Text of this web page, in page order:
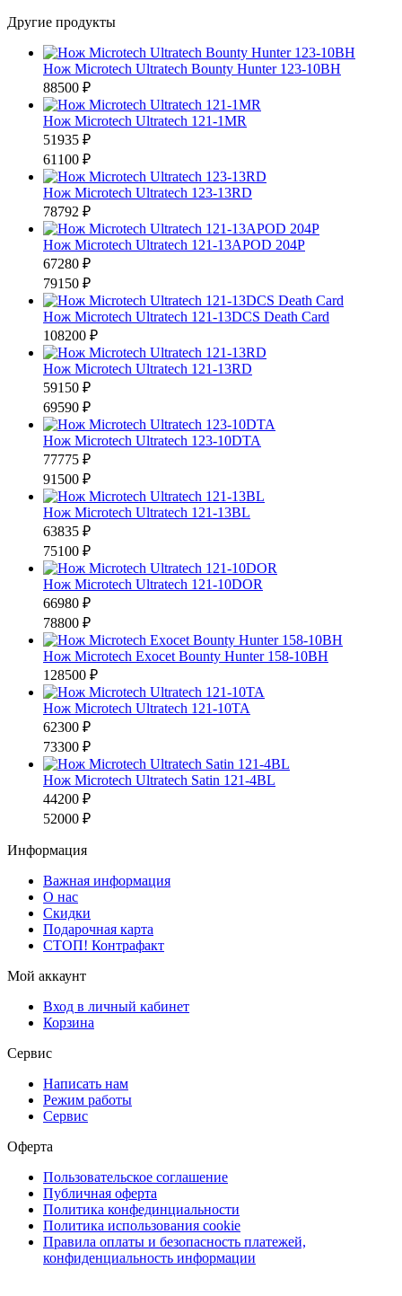
Другие продукты
Нож Microtech Ultratech Bounty Hunter 123-10BH
88500 ₽
Нож Microtech Ultratech 121-1MR
51935 ₽
61100 ₽
Нож Microtech Ultratech 123-13RD
78792 ₽
Нож Microtech Ultratech 121-13APOD 204P
67280 ₽
79150 ₽
Нож Microtech Ultratech 121-13DCS Death Card
108200 ₽
Нож Microtech Ultratech 121-13RD
59150 ₽
69590 ₽
Нож Microtech Ultratech 123-10DTA
77775 ₽
91500 ₽
Нож Microtech Ultratech 121-13BL
63835 ₽
75100 ₽
Нож Microtech Ultratech 121-10DOR
66980 ₽
78800 ₽
Нож Microtech Exocet Bounty Hunter 158-10BH
128500 ₽
Нож Microtech Ultratech 121-10TA
62300 ₽
73300 ₽
Нож Microtech Ultratech Satin 121-4BL
44200 ₽
52000 ₽
Информация
Важная информация
О нас
Скидки
Подарочная карта
СТОП! Контрафакт
Мой аккаунт
Вход в личный кабинет
Корзина
Сервис
Написать нам
Режим работы
Сервис
Оферта
Пользовательское соглашение
Публичная оферта
Политика конфединциальности
Политика использования cookie
Правила оплаты и безопасность платежей,
конфиденциальность информации